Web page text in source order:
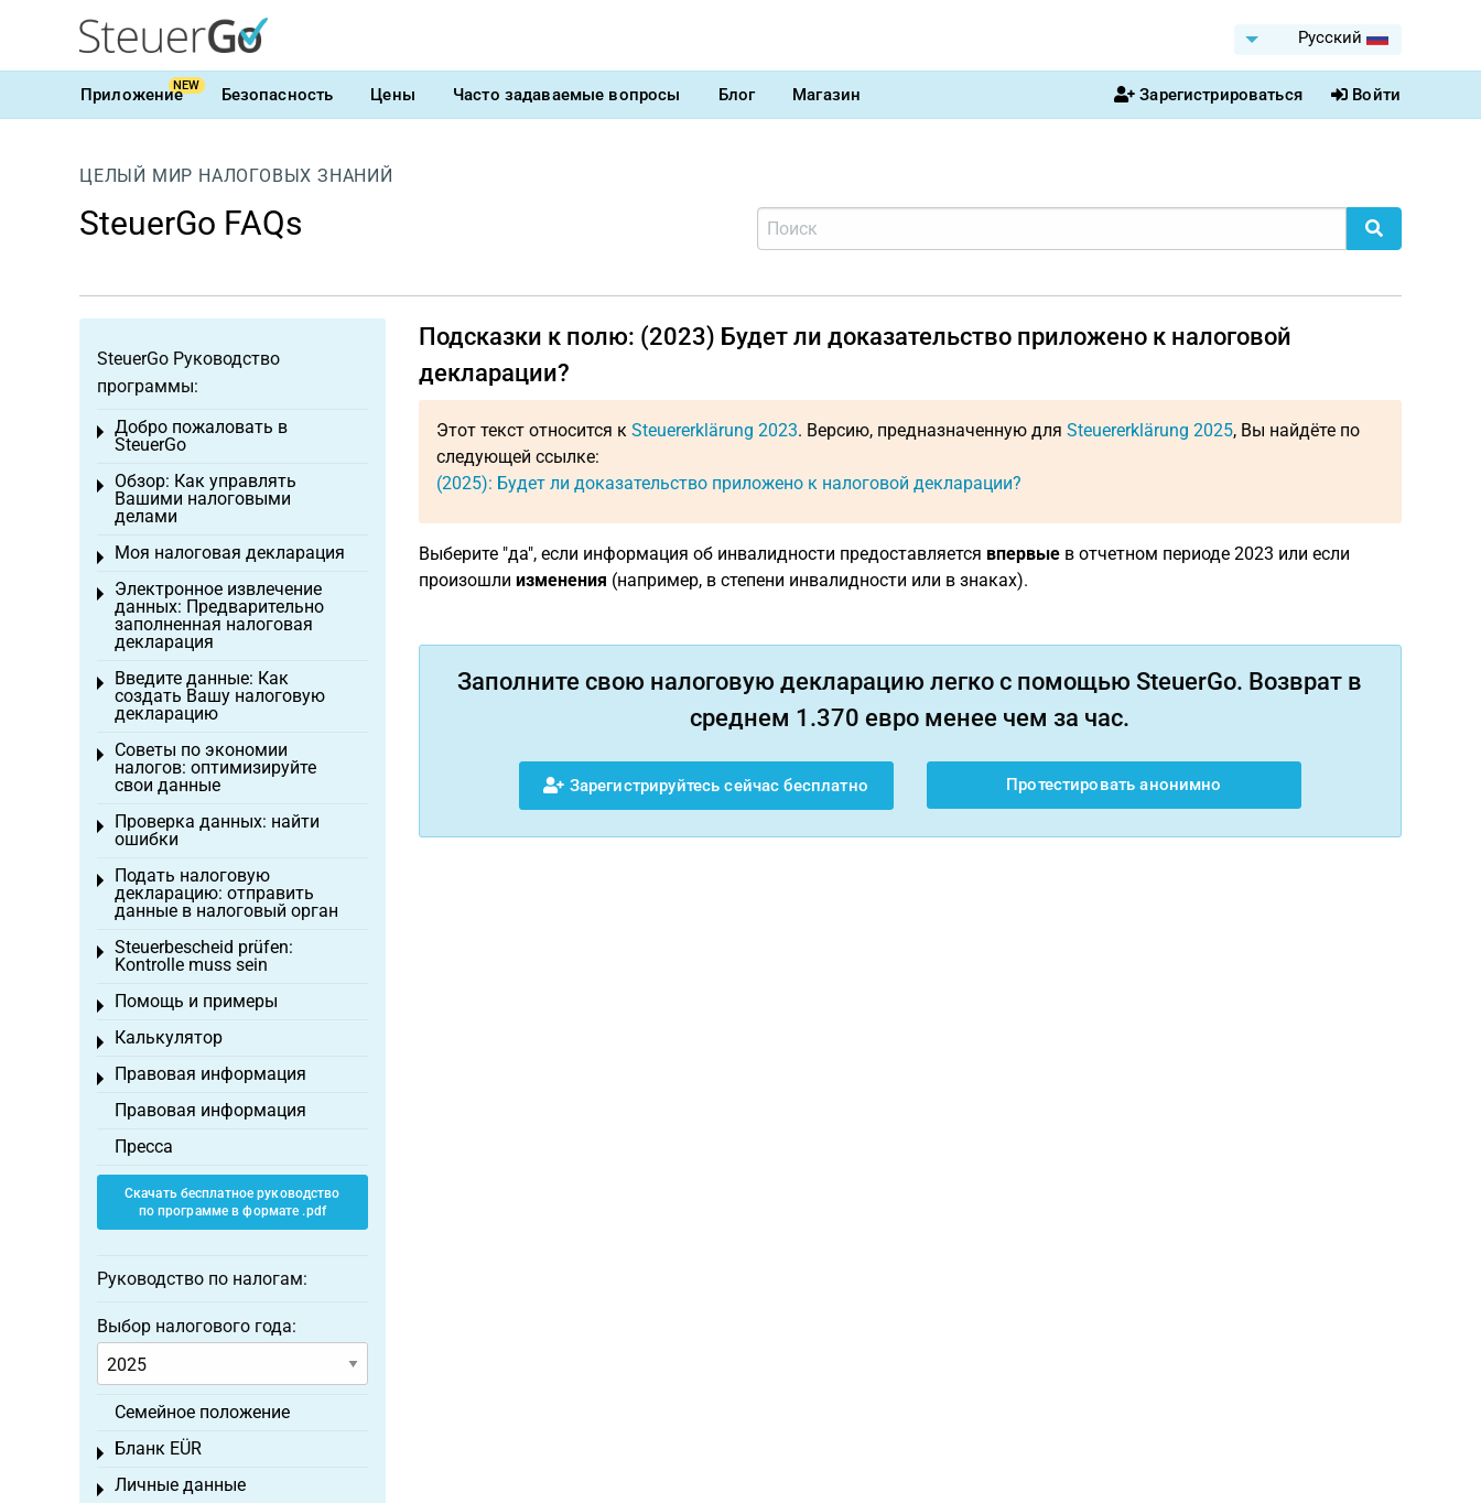
Pусский
ПриложениеNEW Безопасность Цены Часто задаваемые вопросы Блог Магазин Зарегистрироваться Войти
ЦЕЛЫЙ МИР НАЛОГОВЫХ ЗНАНИЙ
SteuerGo FAQs
Подсказки к полю: (2023) Будет ли доказательство приложено к налоговой
декларации?
Этот текст относится к Steuererklärung 2023. Версию, предназначенную для Steuererklärung 2025, Вы найдёте по
следующей ссылке:
(2025): Будет ли доказательство приложено к налоговой декларации?
Выберите "да", если информация об инвалидности предоставляется впервыев отчетном периоде 2023 или если
произошли изменения (например, в степени инвалидности или в знаках).
Заполните свою налоговую декларацию легко с помощью SteuerGo. Возврат в
среднем 1.370 евро менее чем за час.
Зарегистрируйтесь сейчас бесплатно Протестировать анонимно
SteuerGo Руководство
программы:
Добро пожаловать в
SteuerGo
Toggle menu
Обзор: Как управлять
Вашими налоговыми
делами
Toggle menu
Моя налоговая декларация
Toggle menu
Электронное извлечение
данных: Предварительно
заполненная налоговая
декларация
Toggle menu
Введите данные: Как
создать Вашу налоговую
декларацию
Toggle menu
Советы по экономии
налогов: оптимизируйте
свои данные
Toggle menu
Проверка данных: найти
ошибки
Toggle menu
Подать налоговую
декларацию: отправить
данные в налоговый орган
Toggle menu
Steuerbescheid prüfen:
Kontrolle muss sein
Toggle menu
Помощь и примеры
Toggle menu
Калькулятор
Toggle menu
Правовая информация
Toggle menu
Правовая информация
Пресса
Скачать бесплатное руководство
по программе в формате .pdf
Руководство по налогам:
Выбор налогового года:
Семейное положение
Бланк EÜR
Toggle menu
Личные данные
Toggle menu